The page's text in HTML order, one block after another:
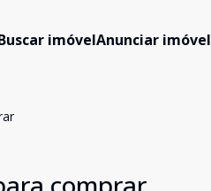
imóvelAnunciar imóvel